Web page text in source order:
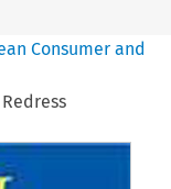
Consumer and